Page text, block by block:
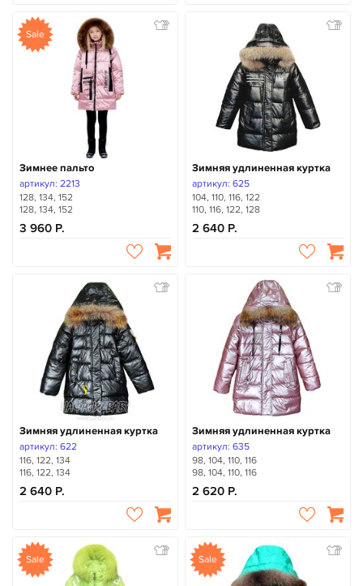
Sale
Зимнее пальто
артикул: 2213
128, 134, 152
128, 134, 152
3 960
Зимняя удлиненная куртка
артикул: 625
104, 110, 116, 122
110, 116, 122, 128
2 640
Зимняя удлиненная куртка
артикул: 622
116, 122, 134
116, 122, 134
2 640
Зимняя удлиненная куртка
артикул: 635
98, 104, 110, 116
98, 104, 110, 116
2 620
Sale Sale